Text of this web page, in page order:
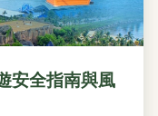
安全指南與風